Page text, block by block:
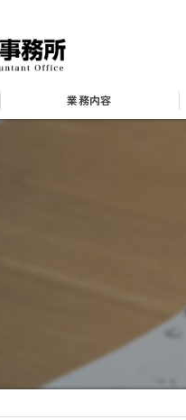
業務内容